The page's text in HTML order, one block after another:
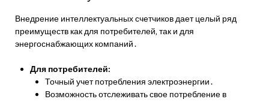
Внедрение интеллектуальных счетчиков дает целый ряд
преимуществ как для потребителей‚ так и для
энергоснабжающих компаний․
Для потребителей:
Точный учет потребления электроэнергии․
Возможность отслеживать свое потребление в